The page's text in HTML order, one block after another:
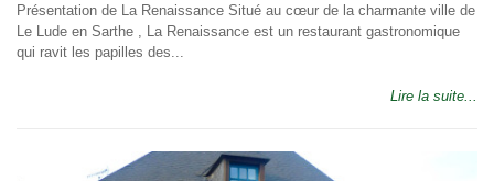
Présentation de La Renaissance Situé au cœur de la charmante ville de
Le Lude en Sarthe , La Renaissance est un restaurant gastronomique
qui ravit les papilles des...
Lire la suite...